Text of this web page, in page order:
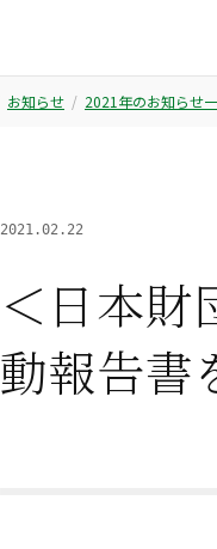
お知らせ 2021年のお知らせ
2021.02.22
＜日本財
動報告書